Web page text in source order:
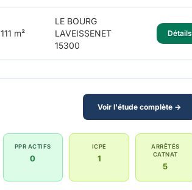
111 m²
LE BOURG
LAVEISSENET
15300
Détails
Voir l'étude complète →
PPR ACTIFS
0
ICPE
1
ARRÊTÉS
CATNAT
5